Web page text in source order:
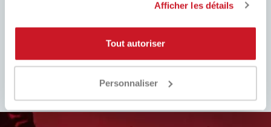
Afficher les détails
Tout autoriser
Personnaliser
EASY RETURNS
Remplissez le formulaire, suivez
au remboursement. Facile!
Service client toujours prêt !
Whatsapp, télégramme, e-mail,